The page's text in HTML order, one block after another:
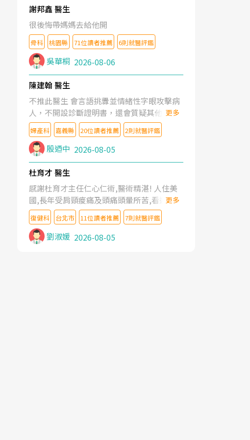
謝邦鑫 醫生
很後悔帶媽媽去給他開
骨科 桃園縣 71位讀者推薦 6則就醫評鑑
吳華桐 2026-08-06
陳建翰 醫生
不推此醫生 會言語挑釁並情緒性字眼攻擊病
人，不開設診斷證明書，還會質疑其他醫生
的判斷！
更多
婦產科 嘉義縣 20位讀者推薦 2則就醫評鑑
殷迺中 2026-08-05
杜育才 醫生
感謝杜育才主任仁心仁術,醫術精湛! 人住美
國,長年受肩頸痠痛及頭痛頭暈所苦,看遍名醫
教授,做了各種檢查,也嘗試過西醫打針,中醫
針灸及物理徒手治療都沒有用,後來連吃到嗎
啡類止痛藥都效果有限,只是壓症狀,沒多久就
痛起來,多年失眠嚴重影響生活品質. 台灣親
更多
復健科 台北市 11位讀者推薦 7則就醫評鑑
劉淑媛 2026-08-05